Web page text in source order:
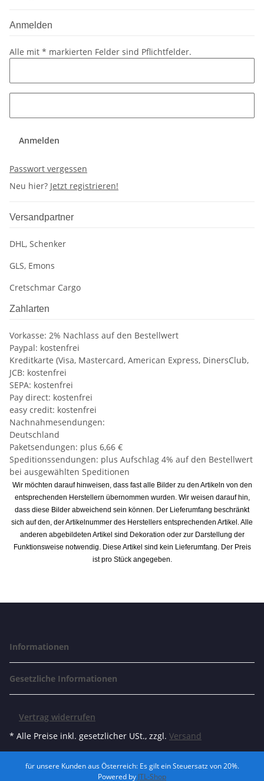
Anmelden
Alle mit * markierten Felder sind Pflichtfelder.
Anmelden
Passwort vergessen
Neu hier? Jetzt registrieren!
Versandpartner
DHL, Schenker
GLS, Emons
Cretschmar Cargo
Zahlarten
Vorkasse: 2% Nachlass auf den Bestellwert
Paypal: kostenfrei
Kreditkarte (Visa, Mastercard, American Express, DinersClub,
JCB: kostenfrei
SEPA: kostenfrei
Pay direct: kostenfrei
easy credit: kostenfrei
Nachnahmesendungen:
Deutschland
Paketsendungen: plus 6,66 €
Speditionssendungen: plus Aufschlag 4% auf den Bestellwert
bei ausgewählten Speditionen
Wir möchten darauf hinweisen, dass fast alle Bilder zu den Artikeln von den
entsprechenden Herstellern übernommen wurden. Wir weisen darauf hin,
dass diese Bilder abweichend sein können. Der Lieferumfang beschränkt
sich auf den, der Artikelnummer des Herstellers entsprechenden Artikel. Alle
anderen abgebildeten Artikel sind Dekoration oder zur Darstellung der
Funktionsweise notwendig. Diese Artikel sind kein Lieferumfang. Der Preis
ist pro Stück angegeben.
Informationen
Gesetzliche Informationen
Vertrag widerrufen
* Alle Preise inkl. gesetzlicher USt., zzgl. Versand
für unsere Kunden aus Österreich: Es gilt ein Steuersatz von 20%.
Powered by JTL-Shop